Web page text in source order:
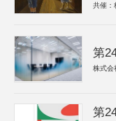
共催：
第
株式会
第